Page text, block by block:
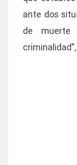
ante dos
de
criminalidad